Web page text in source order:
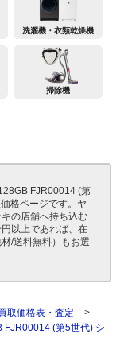
洗濯機・衣類乾燥機
掃除機
FJR00014 (第
格ページです。ヤ
の店舗へ持ち込む
以上であれば、在
/送料無料）もお選
取価格表・査定
>
FJR00014 (第5世代) シ